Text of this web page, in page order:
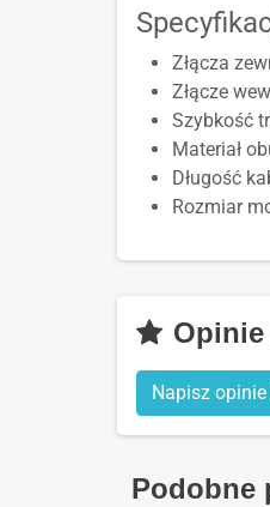
Złącza
Złącze
Szybkość
Materiał
Długość
Rozmiar
Napisz
Podobne